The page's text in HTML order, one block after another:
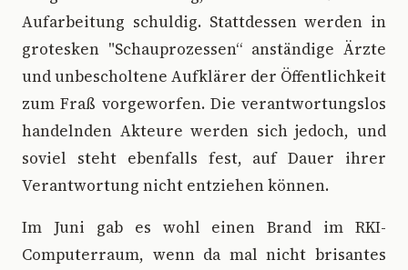
Aufarbeitung schuldig. Stattdessen werden in
grotesken "Schauprozessen“ anständige Ärzte
und unbescholtene Aufklärer der Öffentlichkeit
zum Fraß vorgeworfen. Die verantwortungslos
handelnden Akteure werden sich jedoch, und
soviel steht ebenfalls fest, auf Dauer ihrer
Verantwortung nicht entziehen können.
Im Juni gab es wohl einen Brand im RKI-
Computerraum, wenn da mal nicht brisantes